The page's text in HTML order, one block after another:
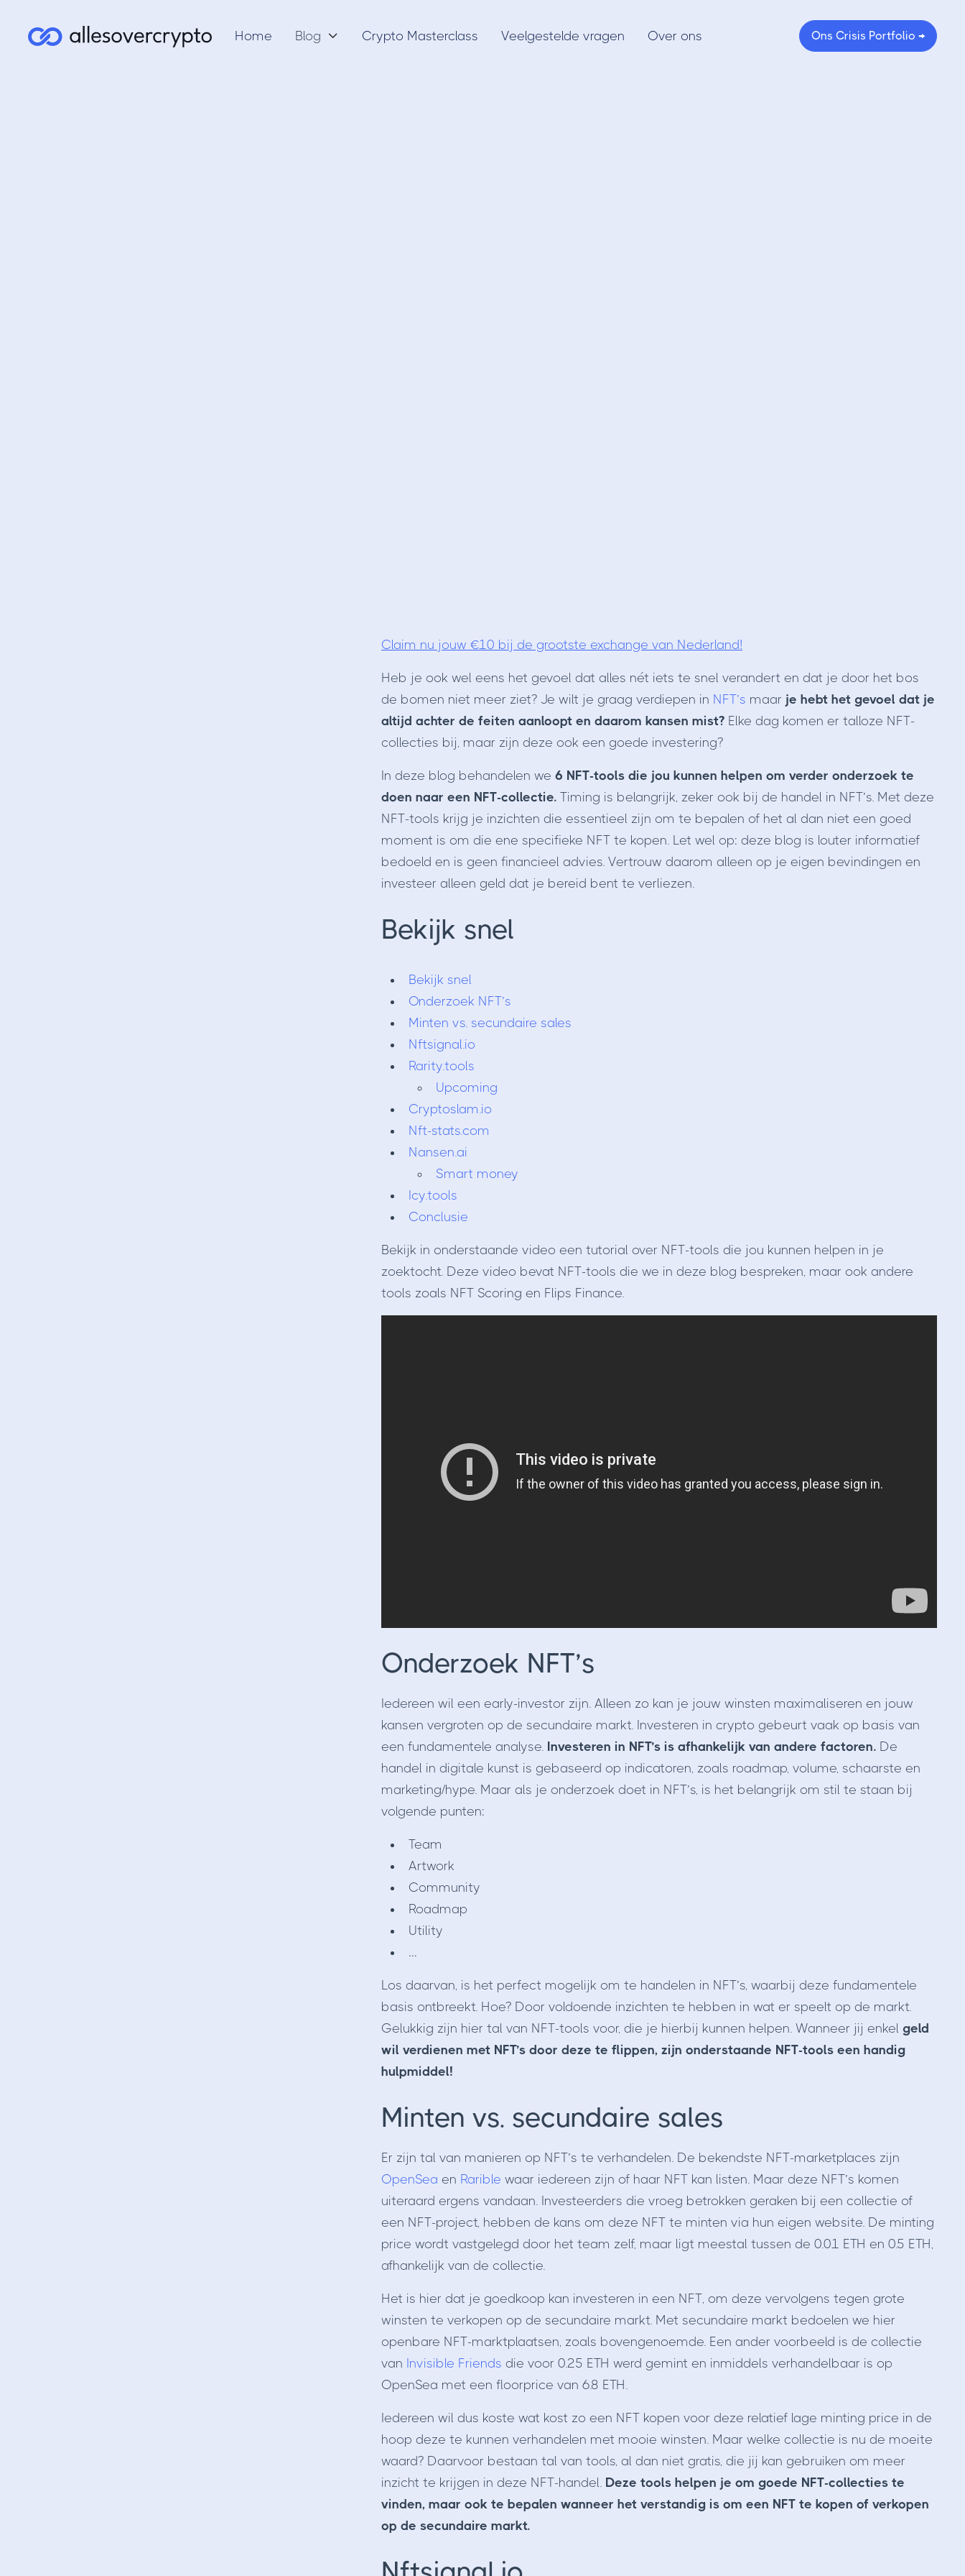
Home Blog  Crypto Masterclass Veelgestelde vragen Over ons Ons Crisis Portfolio →
Claim nu jouw €10 bij de grootste exchange van Nederland!
Heb je ook wel eens het gevoel dat alles nét iets te snel verandert en dat je door het bos
de bomen niet meer ziet? Je wilt je graag verdiepen in NFT’s maar je hebt het gevoel dat je
altijd achter de feiten aanloopt en daarom kansen mist? Elke dag komen er talloze NFT-
collecties bij, maar zijn deze ook een goede investering?
In deze blog behandelen we 6 NFT-tools die jou kunnen helpen om verder onderzoek te
doen naar een NFT-collectie.Timing is belangrijk, zeker ook bij de handel in NFT’s. Met deze
NFT-tools krijg je inzichten die essentieel zijn om te bepalen of het al dan niet een goed
moment is om die ene specifieke NFT te kopen. Let wel op: deze blog is louter informatief
bedoeld en is geen financieel advies. Vertrouw daarom alleen op je eigen bevindingen en
investeer alleen geld dat je bereid bent te verliezen.
Bekijk snel
Bekijk snel
Onderzoek NFT’s
Minten vs. secundaire sales
Nftsignal.io
Rarity.tools
Upcoming
Cryptoslam.io
Nft-stats.com
Nansen.ai
Smart money
Icy.tools
Conclusie
Bekijk in onderstaande video een tutorial over NFT-tools die jou kunnen helpen in je
zoektocht. Deze video bevat NFT-tools die we in deze blog bespreken, maar ook andere
tools zoals NFT Scoring en Flips Finance.
Onderzoek NFT’s
Iedereen wil een early-investor zijn. Alleen zo kan je jouw winsten maximaliseren en jouw
kansen vergroten op de secundaire markt. Investeren in crypto gebeurt vaak op basis van
een fundamentele analyse. Investeren in NFT’s is afhankelijk van andere factoren. De
handel in digitale kunst is gebaseerd op indicatoren, zoals roadmap, volume, schaarste en
marketing/hype. Maar als je onderzoek doet in NFT’s, is het belangrijk om stil te staan bij
volgende punten:
Team
Artwork
Community
Roadmap
Utility
…
Los daarvan, is het perfect mogelijk om te handelen in NFT’s, waarbij deze fundamentele
basis ontbreekt. Hoe? Door voldoende inzichten te hebben in wat er speelt op de markt.
Gelukkig zijn hier tal van NFT-tools voor, die je hierbij kunnen helpen. Wanneer jij enkel geld
wil verdienen met NFT’s door deze te flippen, zijn onderstaande NFT-tools een handig
hulpmiddel!
Minten vs. secundaire sales
Er zijn tal van manieren op NFT’s te verhandelen. De bekendste NFT-marketplaces zijn
OpenSea en Rarible waar iedereen zijn of haar NFT kan listen. Maar deze NFT’s komen
uiteraard ergens vandaan. Investeerders die vroeg betrokken geraken bij een collectie of
een NFT-project, hebben de kans om deze NFT te minten via hun eigen website. De minting
price wordt vastgelegd door het team zelf, maar ligt meestal tussen de 0.01 ETH en 0.5 ETH,
afhankelijk van de collectie.
Het is hier dat je goedkoop kan investeren in een NFT, om deze vervolgens tegen grote
winsten te verkopen op de secundaire markt. Met secundaire markt bedoelen we hier
openbare NFT-marktplaatsen, zoals bovengenoemde. Een ander voorbeeld is de collectie
van Invisible Friends die voor 0.25 ETH werd gemint en inmiddels verhandelbaar is op
OpenSea met een floorprice van 6.8 ETH.
Iedereen wil dus koste wat kost zo een NFT kopen voor deze relatief lage minting price in de
hoop deze te kunnen verhandelen met mooie winsten. Maar welke collectie is nu de moeite
waard? Daarvoor bestaan tal van tools, al dan niet gratis, die jij kan gebruiken om meer
inzicht te krijgen in deze NFT-handel. Deze tools helpen je om goede NFT-collecties te
vinden, maar ook te bepalen wanneer het verstandig is om een NFT te kopen of verkopen
op de secundaire markt.